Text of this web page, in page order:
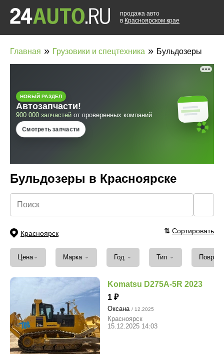
продажа авто
в Красноярском крае
Главная » Грузовики и спецтехника » Бульдозеры
Бульдозеры в Красноярске
Красноярск ⇅ Сортировать
Цена ⌄ Марка ⌄ Год ⌄ Тип ⌄
Komatsu D275A-5R 2023
1
Оксана / 12.2025
Красноярск
15.12.2025 14:03